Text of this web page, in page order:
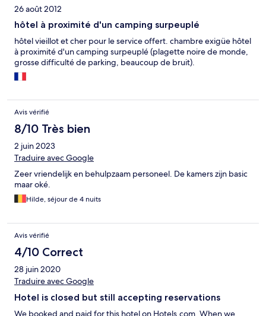
26 août 2012
hôtel à proximité d'un camping surpeuplé
hôtel vieillot et cher pour le service offert. chambre exigüe hôtel
à proximité d'un camping surpeuplé (plagette noire de monde,
grosse difficulté de parking, beaucoup de bruit).
Avis vérifié
8/10 Très bien
2 juin 2023
Traduire avec Google
Zeer vriendelijk en behulpzaam personeel. De kamers zijn basic
maar oké.
Hilde, séjour de 4 nuits
Avis vérifié
4/10 Correct
28 juin 2020
Traduire avec Google
Hotel is closed but still accepting reservations
We booked and paid for this hotel on Hotels.com. When we